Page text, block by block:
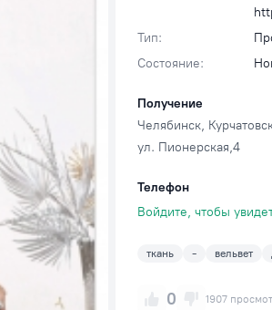
Тип:
Состояние:
Получение
Челябинск,
ул. Пионерская,4
Телефон
Войдите, чтобы
ткань - вельвет
0 1907